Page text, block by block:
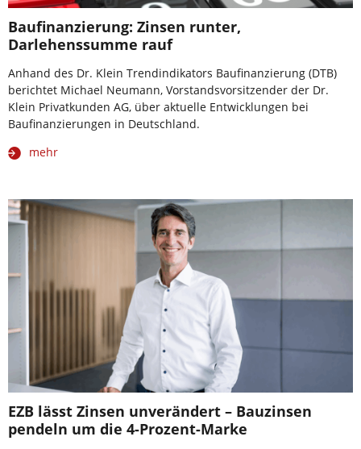
Baufinanzierung: Zinsen runter,
Darlehenssumme rauf
Anhand des Dr. Klein Trendindikators Baufinanzierung (DTB)
berichtet Michael Neumann, Vorstandsvorsitzender der Dr.
Klein Privatkunden AG, über aktuelle Entwicklungen bei
Baufinanzierungen in Deutschland.
mehr
EZB lässt Zinsen unverändert – Bauzinsen
pendeln um die 4-Prozent-Marke